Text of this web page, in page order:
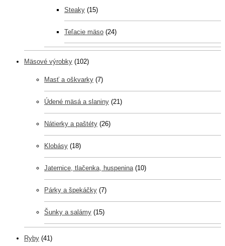
Steaky (15)
Teľacie mäso (24)
Mäsové výrobky (102)
Masť a oškvarky (7)
Údené mäsá a slaniny (21)
Nátierky a paštéty (26)
Klobásy (18)
Jaternice, tlačenka, huspenina (10)
Párky a špekáčky (7)
Šunky a salámy (15)
Ryby (41)